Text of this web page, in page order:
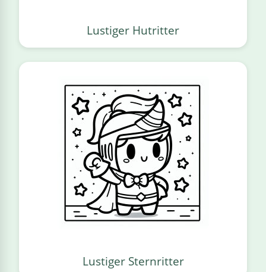
Lustiger Hutritter
Lustiger Sternritter